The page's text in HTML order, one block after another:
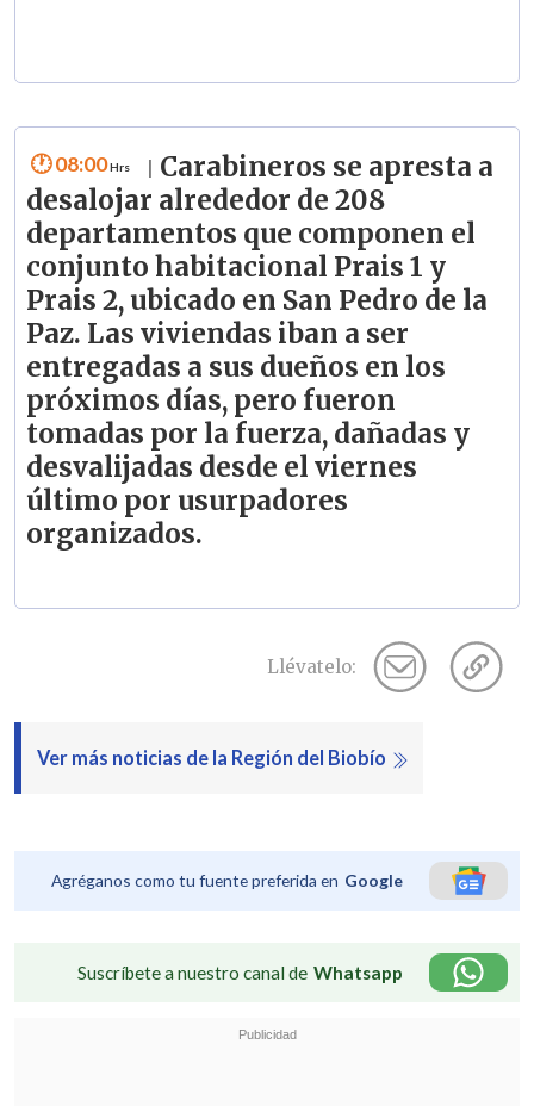
08:00
Carabineros se apresta a
desalojar alrededor de 208
departamentos que componen el
conjunto habitacional Prais 1 y
Prais 2, ubicado en San Pedro de la
Paz. Las viviendas iban a ser
entregadas a sus dueños en los
próximos días, pero fueron
tomadas por la fuerza, dañadas y
desvalijadas desde el viernes
último por usurpadores
organizados.
Llévatelo:
Ver más noticias de la Región del Biobío
Agréganos como tu fuente preferida en Google
Suscríbete a nuestro canal de Whatsapp